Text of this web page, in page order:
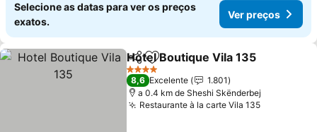
Selecione as datas para ver os preços
exatos.
Ver preços
PartilharAdicionar aos favoritos
Hotel Boutique Vila 135
4 Estrelas
8,6 Excelente
1.801
a 0.4 km de Sheshi Skënderbej
Restaurante à la carte Vila 135Ver